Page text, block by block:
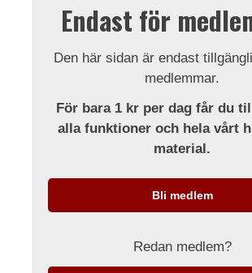
Endast för
Den här sidan är endast
medlemmar.
För bara 1 kr per dag får du
alla funktioner och hela vårt
material.
Bli medlem
Redan medlem?